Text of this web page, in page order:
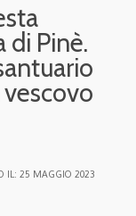
di Pinè.
IL: 25 MAGGIO 2023